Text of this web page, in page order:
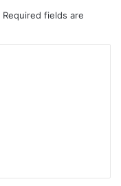
Required fields are